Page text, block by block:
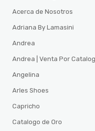
Acerca de Nosotros
Adriana By Lamasini
Andrea
Andrea | Venta Por
Angelina
Arles Shoes
Capricho
Catalogo de Oro